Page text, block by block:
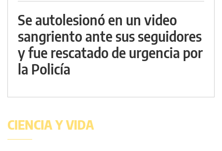
Se autolesionó en un video
sangriento ante sus seguidores
y fue rescatado de urgencia por
la Policía
CIENCIA Y VIDA